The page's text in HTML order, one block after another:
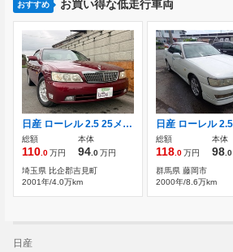
おすすめ お買い得な低走行車両
日産 ローレル 2.5 25メダリスト NAVIエディション
総額
110.0万円
本体
94.0万円
埼玉県 比企郡吉見町
2001年/4.0万km
総額
118.0万円
本体
98.0
群馬県 藤岡市
2000年/8.6万km
日産